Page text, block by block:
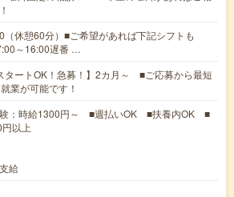
（休憩60分）■ご希望があれば下記シフトも
～16:00遅番 …
タートOK！急募！】2カ月～ ■ご応募から最短
業が可能です！
験：時給1300円～ ■週払いOK ■扶養内OK ■
以上
給